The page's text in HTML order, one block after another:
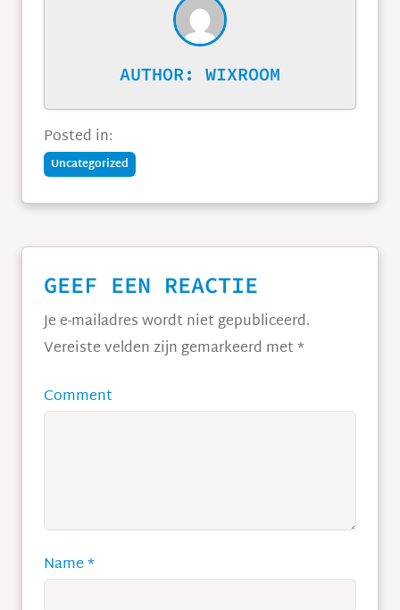
AUTHOR: WIXROOM
Posted in:
Uncategorized
GEEF EEN REACTIE
Je e-mailadres wordt niet gepubliceerd.
Vereiste velden zijn gemarkeerd met*
Comment
Name*